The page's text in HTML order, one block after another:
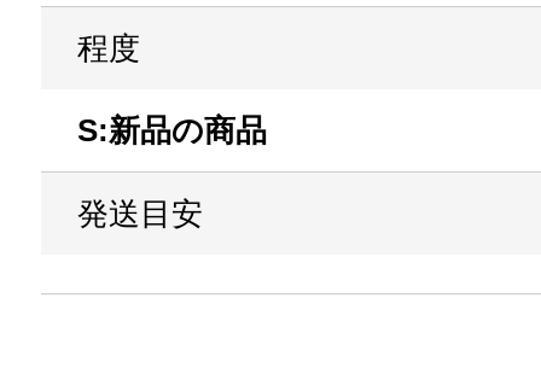
程度
S:新品の商品
発送目安